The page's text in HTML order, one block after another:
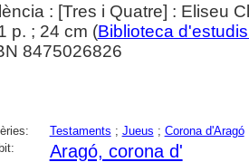
: [Tres i Quatre] : Eliseu
p. ; 24 cm (Biblioteca
8475026826
Testaments ; Jueus ; Corona d'Aragó
Aragó, corona d'